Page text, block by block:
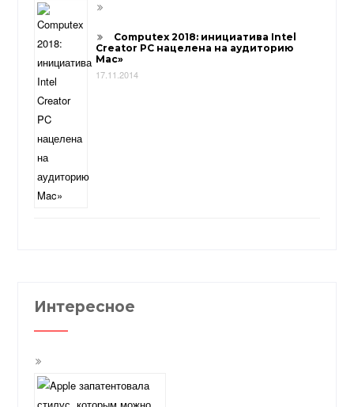
Computex 2018: инициатива Intel
Creator PC нацелена на аудиторию
Mac»
17.11.2014
Интересное